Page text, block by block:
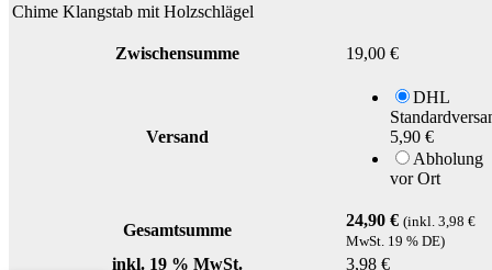
Chime Klangstab mit Holzschlägel
Zwischensumme 19,00 €
Versand
DHL
5,90 €
Abholung
vor Ort
Gesamtsumme
24,90 € (inkl. 3,98 €
MwSt. 19 % DE)
inkl. 19 % MwSt. 3,98 €